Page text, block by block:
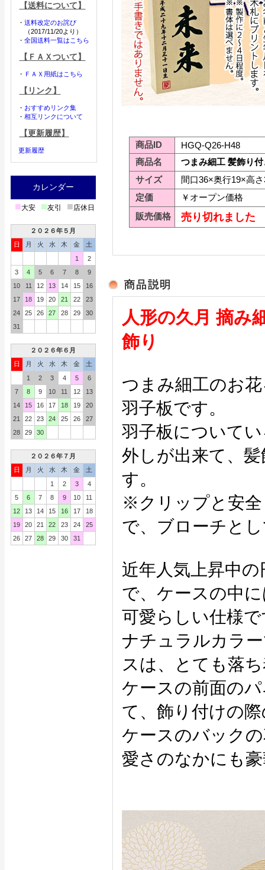
【送料について】
・ 送料改定のお詫び
（2017/11/20より）
・ 全国送料一覧はこちら
【ＦＡＸついて】
・ ＦＡＸ用紙はこちら
【リンク】
・ おすすめリンク集
・ 相互リンクについて
【更新履歴】
更新履歴
カレンダー
■大安 ■友引 ■店休日
２０２６年５月
日
月 火 水 木 金
土
1
2
3
4 5 6 7 8
9
10
11 12 13 14 15
16
17
18 19 20 21 22
23
24
25 26 27 28 29
30
31
２０２６年６月
日
月 火 水 木 金
土
1
2 3 4 5
6
7
8 9 10 11 12
13
14
15 16 17 18 19
20
21
22 23 24 25 26
27
28
29 30
２０２６年７月
日
月 火 水 木 金
土
1
2 3
4
5
6 7 8 9 10
11
12
13 14 15 16 17
18
19
20 21 22 23 24
25
26
27 28 29 30 31
商品ID
HGQ-Q26-H48
商品名
つまみ細工 髪飾り
サイズ
間口36×奥行19×高
定価
￥オープン価格
販売価格
売り切れました
人形の久月 摘み
飾り
つまみ細工のお
羽子板です。
羽子板について
外しが出来て、
す。
※クリップと安
で、ブローチと
近年人気上昇中
で、ケースの中
可愛らしい仕様
ナチュラルカラ
スは、とても落
ケースの前面の
て、飾り付けの
ケースのバック
愛さのなかにも